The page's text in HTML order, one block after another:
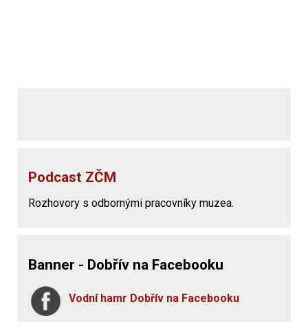
Podcast ZČM
Rozhovory s odbornými pracovníky muzea.
Banner - Dobřív na Facebooku
Vodní hamr Dobřív na Facebooku